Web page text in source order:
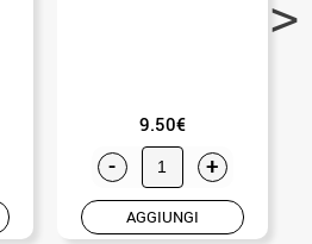
9.50€
- +
AGGIUNGI